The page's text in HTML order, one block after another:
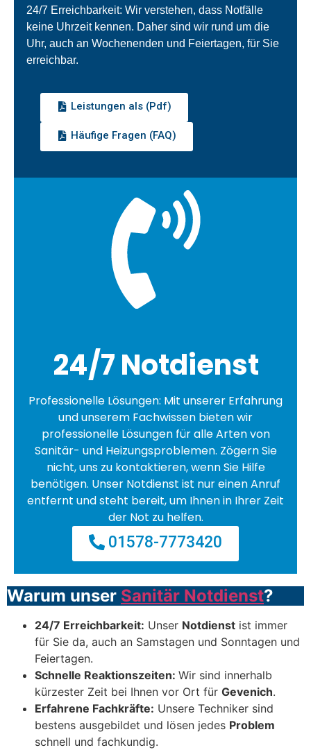
24/7 Erreichbarkeit: Wir verstehen, dass Notfälle
keine Uhrzeit kennen. Daher sind wir rund um die
Uhr, auch an Wochenenden und Feiertagen, für Sie
erreichbar.
Leistungen als (Pdf)
Häufige Fragen (FAQ)
24/7 Notdienst
Professionelle Lösungen: Mit unserer Erfahrung
und unserem Fachwissen bieten wir
professionelle Lösungen für alle Arten von
Sanitär- und Heizungsproblemen. Zögern Sie
nicht, uns zu kontaktieren, wenn Sie Hilfe
benötigen. Unser Notdienst ist nur einen Anruf
entfernt und steht bereit, um Ihnen in Ihrer Zeit
der Not zu helfen.
01578-7773420
Warum unser Sanitär Notdienst?
24/7 Erreichbarkeit: Unser Notdienst ist immer
für Sie da, auch an Samstagen und Sonntagen und
Feiertagen.
Schnelle Reaktionszeiten: Wir sind innerhalb
kürzester Zeit bei Ihnen vor Ort für Gevenich.
Erfahrene Fachkräfte: Unsere Techniker sind
bestens ausgebildet und lösen jedes Problem
schnell und fachkundig.